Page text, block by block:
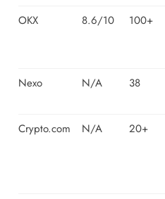
OKX 8.6/10 100+
Nexo
N/A 38
Crypto.com N/A 20+